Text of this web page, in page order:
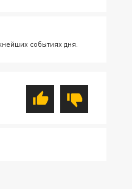
событиях дня.